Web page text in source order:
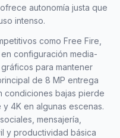
autonomía justa que
intenso.
como Free Fire,
configuración media-
para mantener
de 8 MP entrega
condiciones bajas pierde
4K en algunas escenas.
mensajería,
y productividad básica